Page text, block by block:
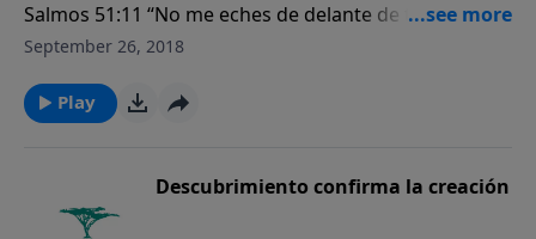
Salmos 51:11 “No me eches de delante de ti y no
quites de mí tu santo espíritu”.
September 26, 2018
Play
Descubrimiento confirma la creación